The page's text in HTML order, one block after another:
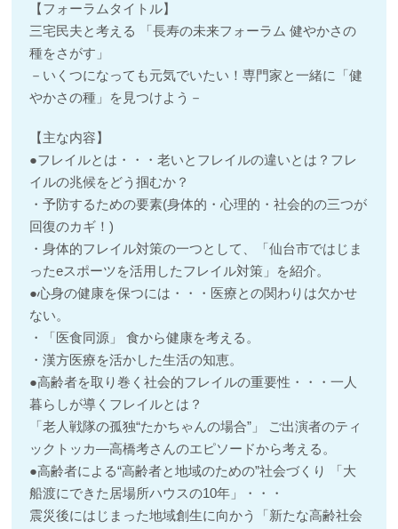
【フォーラムタイトル】
三宅民夫と考える 「長寿の未来フォーラム 健やかさの
種をさがす」
－いくつになっても元気でいたい！専門家と一緒に「健
やかさの種」を見つけよう－
【主な内容】
●フレイルとは・・・老いとフレイルの違いとは？フレ
イルの兆候をどう掴むか？
・予防するための要素(身体的・心理的・社会的の三つが
回復のカギ！)
・身体的フレイル対策の一つとして、「仙台市ではじま
ったeスポーツを活用したフレイル対策」を紹介。
●心身の健康を保つには・・・医療との関わりは欠かせ
ない。
・「医食同源」 食から健康を考える。
・漢方医療を活かした生活の知恵。
●高齢者を取り巻く社会的フレイルの重要性・・・一人
暮らしが導くフレイルとは？
「老人戦隊の孤独“たかちゃんの場合”」 ご出演者のティ
ックトッカ―高橋考さんのエピソードから考える。
●高齢者による“高齢者と地域のための”社会づくり 「大
船渡にできた居場所ハウスの10年」・・・
震災後にはじまった地域創生に向かう「新たな高齢社会